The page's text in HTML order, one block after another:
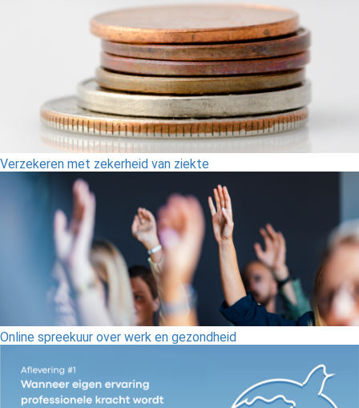
Verzekeren met zekerheid van ziekte
Online spreekuur over werk en gezondheid